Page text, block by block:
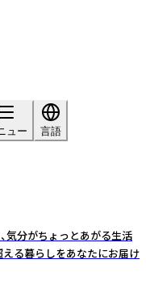
ュー
言語
気分がちょっとあがる生活
える暮らしをあなたにお届け